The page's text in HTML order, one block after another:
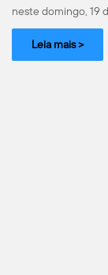
neste domingo, 19
Leia mais >